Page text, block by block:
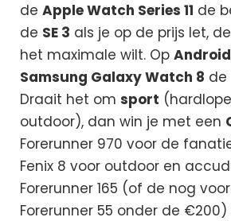
de Apple Watch Series 11 de
de SE 3 als je op de prijs let, de
het maximale wilt. Op Android
Samsung Galaxy Watch 8 de
Draait het om sport
outdoor), dan win je met een
Forerunner 970 voor de
Fenix 8 voor outdoor en
Forerunner 165 (of de nog
Forerunner 55 onder de